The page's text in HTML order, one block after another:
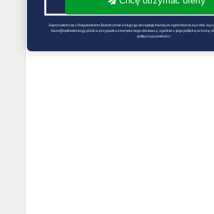
Zapoznałem się z Regulaminem Świadczenie Usług i go akceptuję Każdą ze zgód można wycofać
biuro@optimalenergy.pl lub w przypadku zewnętrznego dostawcy, zgodnie z jego polityką ochrony
polityce prywatności